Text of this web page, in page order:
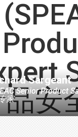
Sargeant
Senior Product
家